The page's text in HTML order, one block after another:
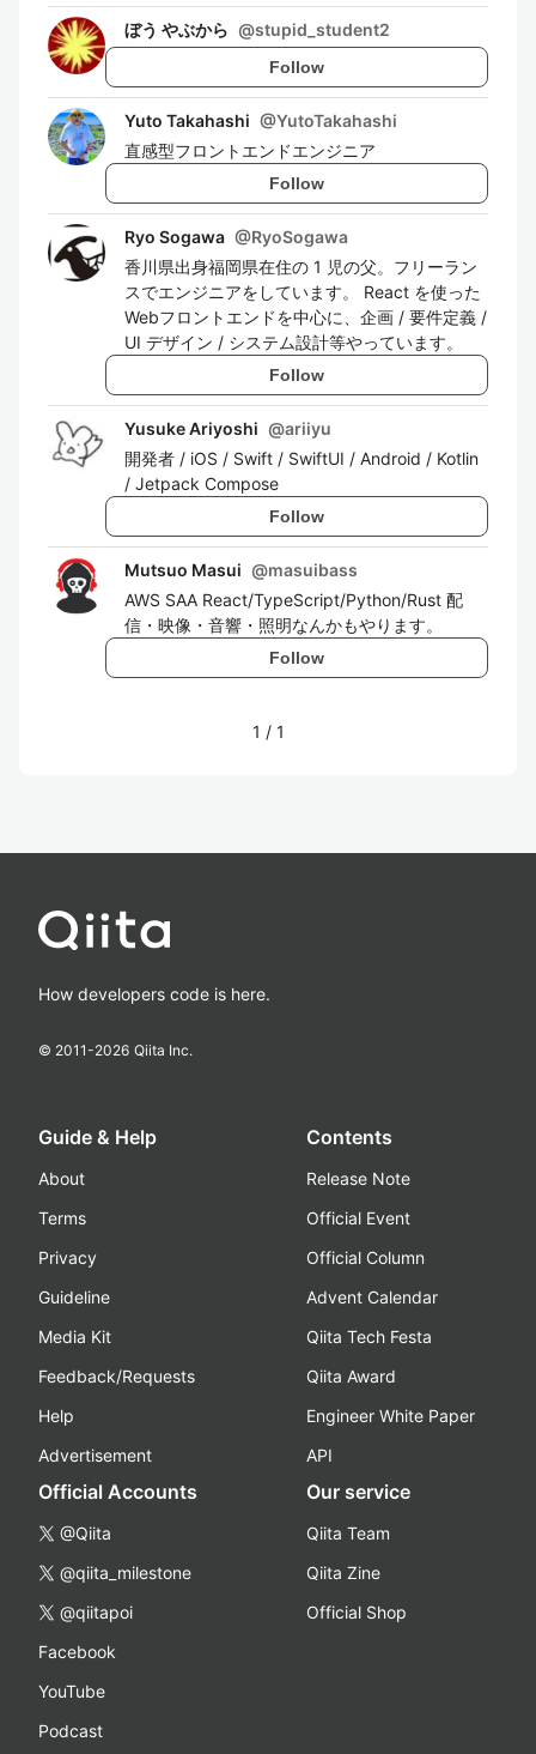
ぼう やぶから @stupid_student2
Follow
Yuto Takahashi @YutoTakahashi
直感型フロントエンドエンジニア
Follow
Ryo Sogawa @RyoSogawa
香川県出身福岡県在住の 1 児の父。フリーラン
スでエンジニアをしています。 React を使った
Webフロントエンドを中心に、企画 / 要件定義 /
UI デザイン / システム設計等やっています。
Follow
Yusuke Ariyoshi @ariiyu
開発者 / iOS / Swift / SwiftUI / Android / Kotlin
/ Jetpack Compose
Follow
Mutsuo Masui @masuibass
AWS SAA React/TypeScript/Python/Rust 配
信・映像・音響・照明なんかもやります。
Follow
1 / 1
How developers code is here.
© 2011-2026 Qiita Inc.
Guide & Help
About
Terms
Privacy
Guideline
Media Kit
Feedback/Requests
Help
Advertisement
Contents
Release Note
Official Event
Official Column
Advent Calendar
Qiita Tech Festa
Qiita Award
Engineer White Paper
API
Official Accounts
@Qiita
@qiita_milestone
@qiitapoi
Facebook
YouTube
Podcast
Our service
Qiita Team
Qiita Zine
Official Shop